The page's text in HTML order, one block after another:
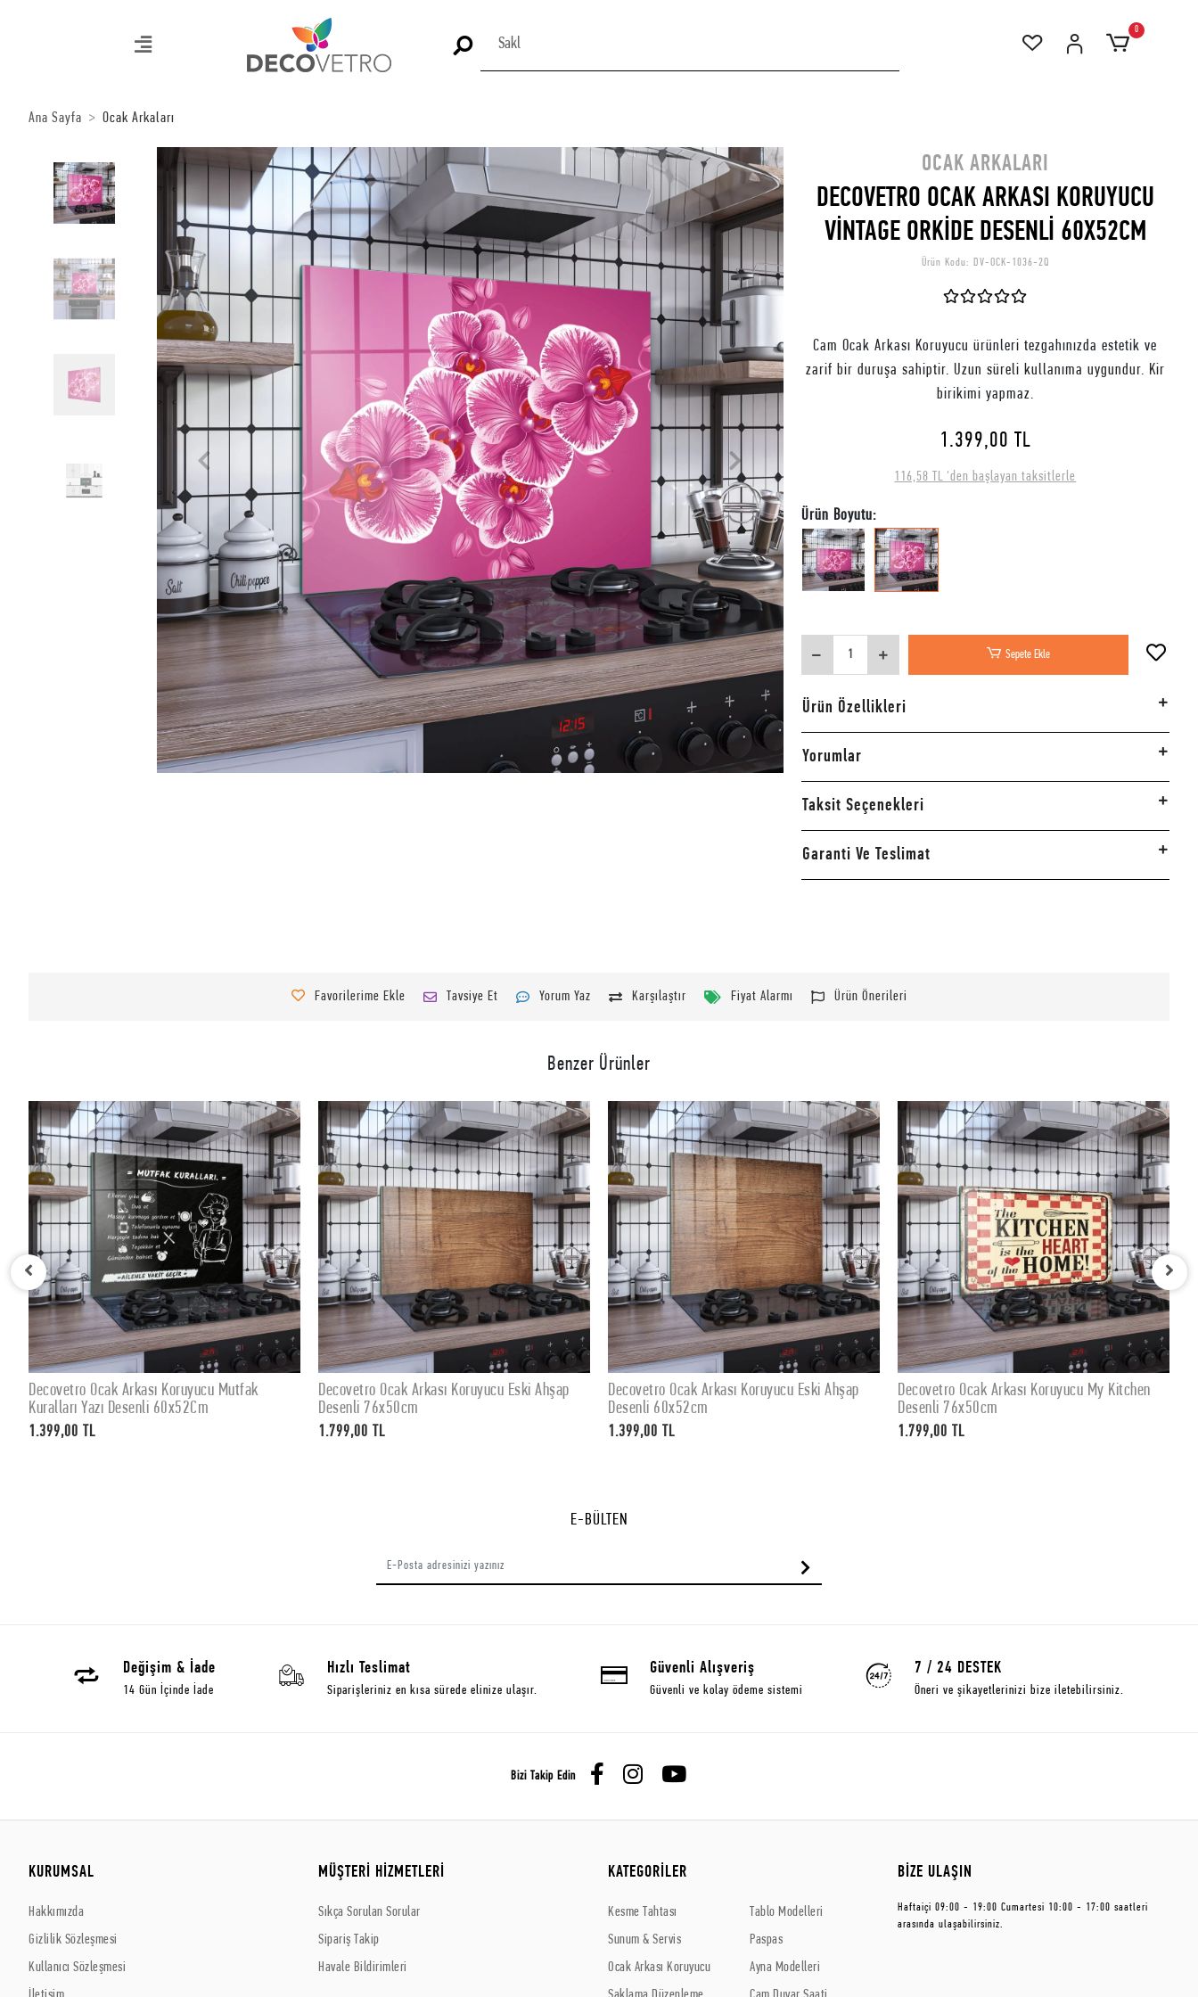
0
Ana Sayfa Ocak Arkaları
OCAK ARKALARI
DECOVETRO OCAK ARKASI KORUYUCU
VİNTAGE ORKİDE DESENLİ 60X52CM
Ürün Kodu: DV-OCK-1036-2Q
Cam Ocak Arkası Koruyucu ürünleri tezgahınızda estetik ve
zarif bir duruşa sahiptir. Uzun süreli kullanıma uygundur. Kir
birikimi yapmaz.
1.399,00 TL
116,58 TL 'den başlayan taksitlerle
Ürün Boyutu:
Sepete Ekle
Ürün Özellikleri
Yorumlar
Taksit Seçenekleri
Garanti Ve Teslimat
Favorilerime Ekle Tavsiye Et Yorum Yaz Karşılaştır Fiyat Alarmı Ürün Önerileri
Benzer Ürünler
SEPETE EKLE
Decovetro Ocak Arkası Koruyucu Eski Ahşap
Desenli 76x50cm
SEPETE EKLE
Decovetro Ocak Arkası Koruyucu Eski Ahşap
Desenli 60x52cm
SEPETE EKLE
Decovetro Ocak Arkası Koruyucu My Kitchen
Desenli 76x50cm
SEPETE EKLE
Decovetro Ocak Arkası Koruyucu My
Desenli 60x52cm
E-BÜLTEN
Değişim & İade
14 Gün İçinde İade
Hızlı Teslimat
Siparişleriniz en kısa sürede elinize ulaşır.
Güvenli Alışveriş
Güvenli ve kolay ödeme sistemi
7 / 24 DESTEK
Öneri ve şikayetlerinizi bize iletebilirsiniz.
Bizi Takip Edin
KURUMSAL
Hakkımızda
Gizlilik Sözleşmesi
Kullanıcı Sözleşmesi
MÜŞTERİ HİZMETLERİ
Sıkça Sorulan Sorular
Sipariş Takip
Havale Bildirimleri
KATEGORİLER
Kesme Tahtası
Sunum & Servis
Ocak Arkası Koruyucu
Tablo Modelleri
Paspas
Ayna Modelleri
BİZE ULAŞIN
Haftaiçi 09:00 - 19:00 Cumartesi 10:00 - 17:00 saatleri
arasında ulaşabilirsiniz.